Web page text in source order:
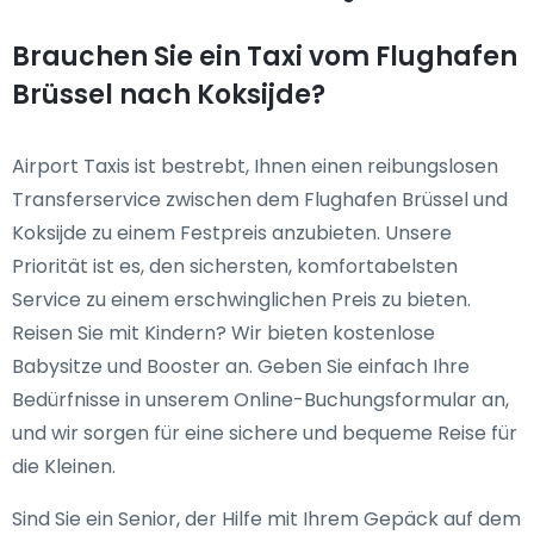
Brauchen Sie ein Taxi vom Flughafen
Brüssel nach Koksijde?
Airport Taxis ist bestrebt, Ihnen einen reibungslosen
Transferservice zwischen dem Flughafen Brüssel und
Koksijde zu einem Festpreis anzubieten. Unsere
Priorität ist es, den sichersten, komfortabelsten
Service zu einem erschwinglichen Preis zu bieten.
Reisen Sie mit Kindern? Wir bieten kostenlose
Babysitze und Booster an. Geben Sie einfach Ihre
Bedürfnisse in unserem Online-Buchungsformular an,
und wir sorgen für eine sichere und bequeme Reise für
die Kleinen.
Sind Sie ein Senior, der Hilfe mit Ihrem Gepäck auf dem